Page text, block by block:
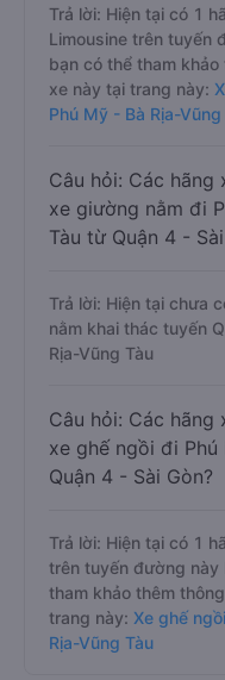
Trả lời: Hiện tại có 1
Limousine trên tuyến
bạn có thể tham
xe này tại trang này:
Phú Mỹ - Bà Rịa-Vũng
Câu hỏi: Các hãng
xe giường nằm đi
Tàu từ Quận 4 -
Trả lời: Hiện tại chưa
nằm khai thác tuyến
Rịa-Vũng Tàu
Câu hỏi: Các hãng
xe ghế ngồi đi Phú
Quận 4 - Sài Gòn?
Trả lời: Hiện tại có 1
trên tuyến đường này
tham khảo thêm
trang này: Xe ghế
Rịa-Vũng Tàu